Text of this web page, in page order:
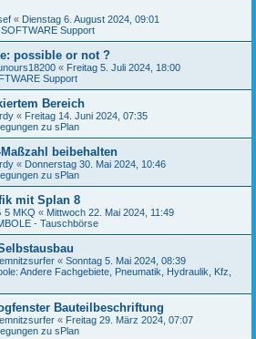
« Dienstag 6. August 2024, 09:01
Support
possible or not ?
« Freitag 5. Juli 2024, 18:00
Support
Bereich
« Freitag 14. Juni 2024, 07:35
zu sPlan
beibehalten
« Donnerstag 30. Mai 2024, 10:46
zu sPlan
mit Splan 8
5 MKQ « Mittwoch 22. Mai 2024, 11:49
- Tauschbörse
« Sonntag 5. Mai 2024, 08:39
Andere Fachgebiete, Pneumatik, Hydraulik, Kfz,
Bauteilbeschriftung
« Freitag 29. März 2024, 07:07
zu sPlan